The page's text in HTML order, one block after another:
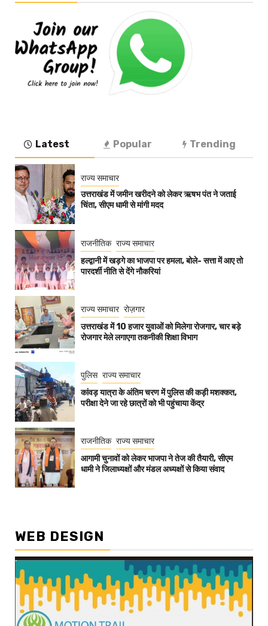
Latest Popular Trending
राज्य समाचार
उत्तराखंड में जमीन खरीदने को लेकर ऋषभ पंत ने जताई
चिंता, सीएम धामी से मांगी मदद
राजनीतिक राज्य समाचार
हल्द्वानी में खड़गे का भाजपा पर हमला, बोले- सत्ता में आए तो
पारदर्शी नीति से देंगे नौकरियां
राज्य समाचार रोज़गार
उत्तराखंड में 10 हजार युवाओं को मिलेगा रोजगार, चार बड़े
रोजगार मेले लगाएगा तकनीकी शिक्षा विभाग
पुलिस राज्य समाचार
कांवड़ यात्रा के अंतिम चरण में पुलिस की कड़ी मशक्कत,
परीक्षा देने जा रहे छात्रों को भी पहुंचाया केंद्र
राजनीतिक राज्य समाचार
आगामी चुनावों को लेकर भाजपा ने तेज की तैयारी, सीएम
धामी ने जिलाध्यक्षों और मंडल अध्यक्षों से किया संवाद
WEB DESIGN